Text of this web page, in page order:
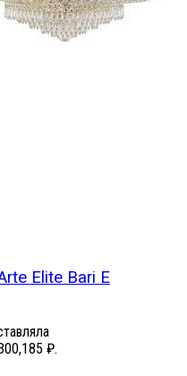
Elite Bari E
₽.